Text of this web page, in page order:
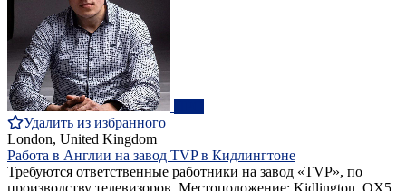
Удалить из избранного
London, United Kingdom
Работа в Англии на завод ТVP в Кидлингтоне
Требуются ответственные работники на завод «TVP», по